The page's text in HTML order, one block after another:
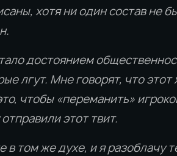
хотя ни один состав не
достоянием
лгут. Мне говорят, что
чтобы «переманить»
этот твит.
в том же духе, и я разоблачу